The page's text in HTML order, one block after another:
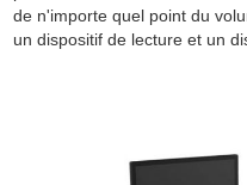
de n'importe quel point du
un dispositif de lecture et un